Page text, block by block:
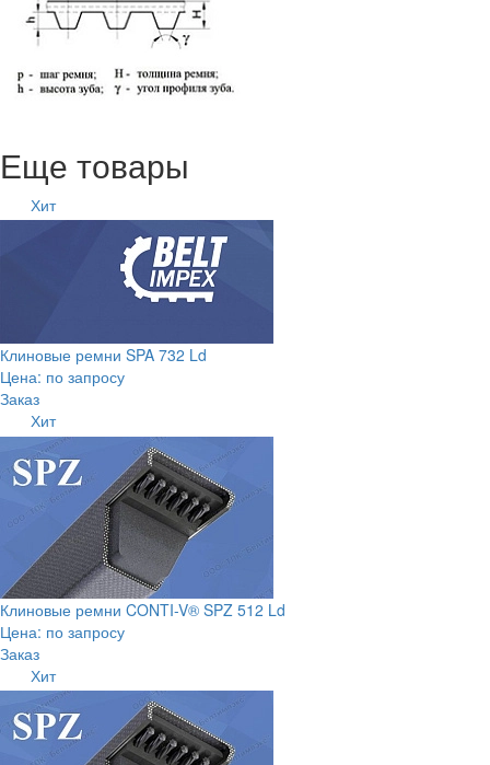
Еще товары
Хит
Клиновые ремни SPA 732 Ld
Цена: по запросу
Заказ
Хит
Клиновые ремни CONTI-V® SPZ 512 Ld
Цена: по запросу
Заказ
Хит